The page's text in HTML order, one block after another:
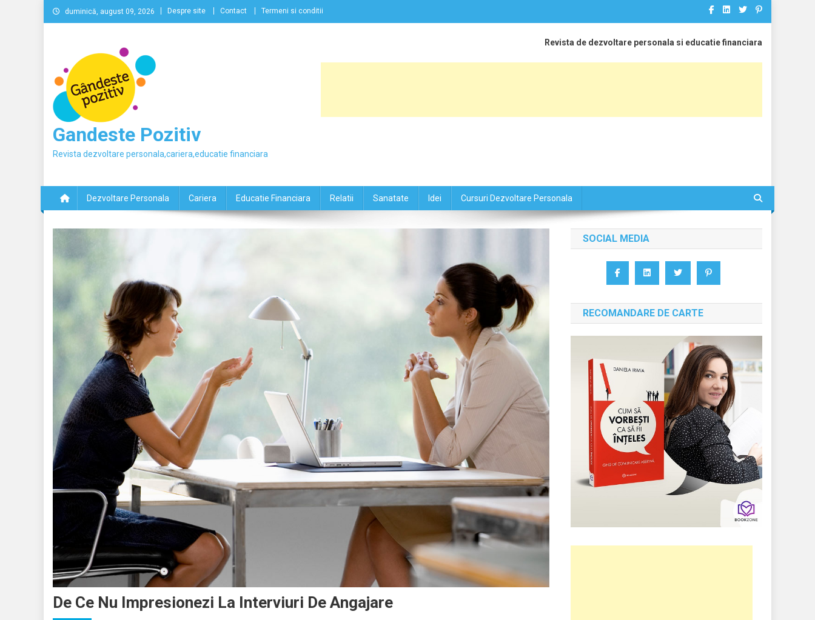
Skip
to
duminică, august 09, 2026 Despre site Contact Termeni si conditii
Gandeste Pozitiv
Revista dezvoltare personala,cariera,educatie financiara
Revista de dezvoltare personala si educatie financiara
Dezvoltare Personala Cariera Educatie Financiara Relatii Sanatate Idei Cursuri Dezvoltare Personala
De Ce Nu Impresionezi La Interviuri De Angajare
SOCIAL MEDIA
RECOMANDARE DE CARTE